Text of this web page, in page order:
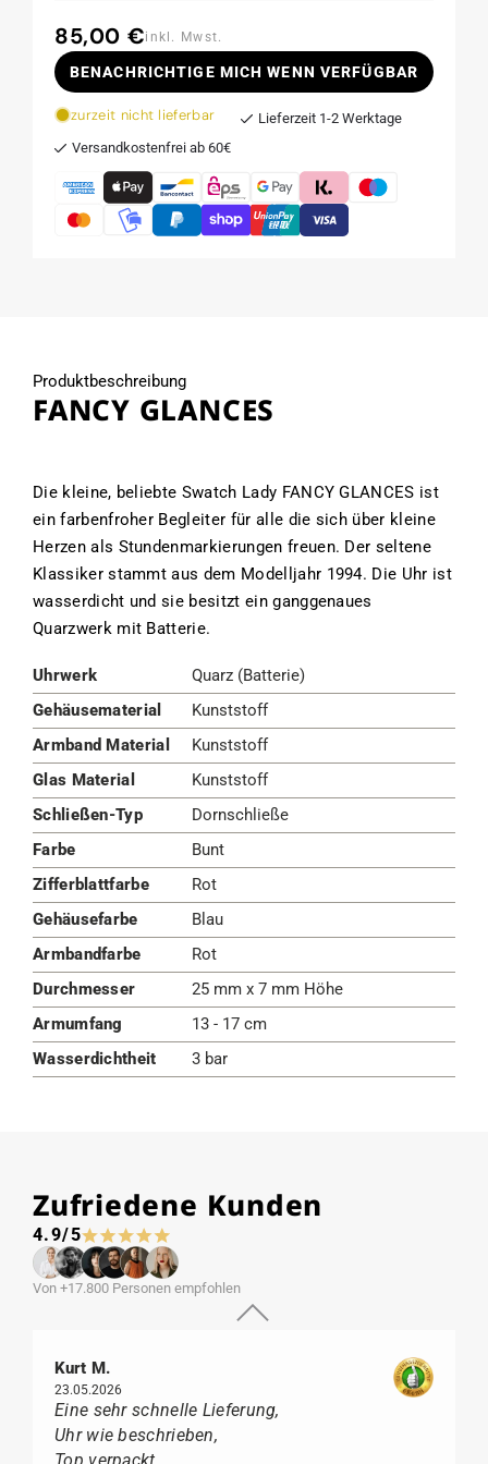
Normaler
Preis
85,00 €inkl. Mwst.
BENACHRICHTIGE MICH WENN VERFÜGBAR
zurzeit nicht lieferbar
Lieferzeit 1-2 Werktage
Versandkostenfrei ab 60€
Produktbeschreibung
FANCY GLANCES
Die kleine, beliebte Swatch Lady FANCY GLANCES ist
ein farbenfroher Begleiter für alle die sich über kleine
Herzen als Stundenmarkierungen freuen. Der seltene
Klassiker stammt aus dem Modelljahr 1994. Die Uhr ist
wasserdicht und sie besitzt ein ganggenaues
Quarzwerk mit Batterie.
Uhrwerk
Quarz (Batterie)
Gehäusematerial
Kunststoff
Armband Material
Kunststoff
Glas Material
Kunststoff
Schließen-Typ
Dornschließe
Farbe
Bunt
Zifferblattfarbe
Rot
Gehäusefarbe
Blau
Armbandfarbe
Rot
Durchmesser
25 mm x 7 mm Höhe
Armumfang
13 - 17 cm
Wasserdichtheit
3 bar
Zufriedene Kunden
4.9/5
Von +17.800 Personen empfohlen
Kurt M.
23.05.2026
Eine sehr schnelle Lieferung,
Uhr wie beschrieben,